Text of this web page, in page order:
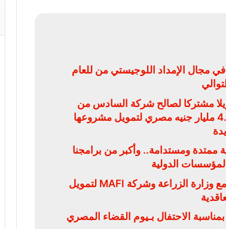
مجال الإمداد اللوجيستي من للعام
مشتركا لصالح شركة السادس من
أكتوبر للتنمية والاستثمار “سوديك” بقيمة 4.14 مليار جنيه مصري لتمويل مشروعها
ممتدة ومستدامة.. وأكبر من برامجنا
الدولية
البنك الزراعي المصري يوقع بروتوكول تعاون مع وزارة الزراعة وشركة MAFI لتمويل
الاحتفال بـيوم القضاء المصري